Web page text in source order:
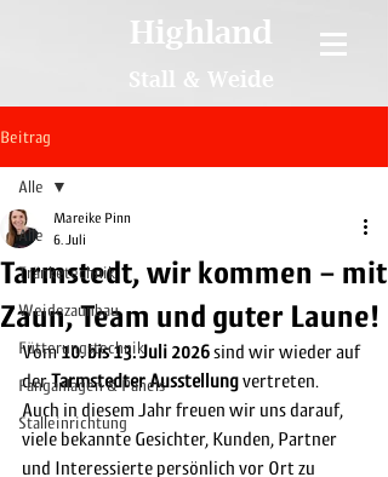
Highland
Stall & Weide
Beitrag
Alle
Tränketechnik
Weidezaunbau
Fütterungstechnik
Fanganlagen & Panels
Stalleinrichtung
Alle
Tarmstedt, wir kommen – mit
Zaun, Team und guter Laune!
Mareike Pinn
6. Juli
Vom 10. bis 13. Juli 2026 sind wir wieder auf
der Tarmstedter Ausstellung vertreten.
Auch in diesem Jahr freuen wir uns darauf,
viele bekannte Gesichter, Kunden, Partner
und Interessierte persönlich vor Ort zu